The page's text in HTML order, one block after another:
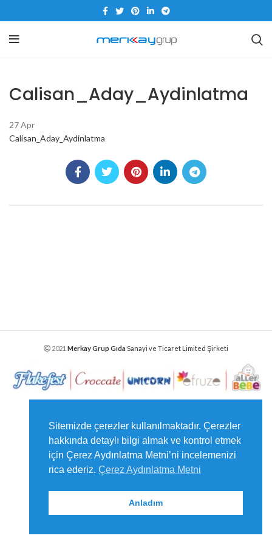
Calisan_Aday_Aydinlatma
27Apr
Calisan_Aday_Aydinlatma
2021 Merkay Grup GıdaSanayi ve Ticaret Limited Şirketi
Sitemizde çerezler kullanılmaktadır. Çerezler
hakkında detaylı bilgi almak ve kontrol etmek
için Çerez Aydınlatma Metni’ni incelemenizi
rica ederiz. Çerez Aydınlatma Metni
Anladım